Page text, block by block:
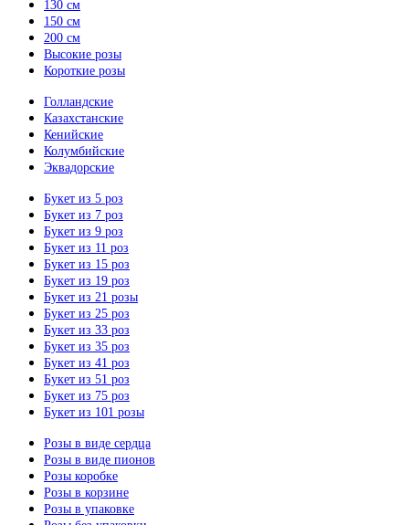
130 см
150 см
200 см
Высокие розы
Короткие розы
Голландские
Казахстанские
Кенийские
Колумбийские
Эквадорские
Букет из 5 роз
Букет из 7 роз
Букет из 9 роз
Букет из 11 роз
Букет из 15 роз
Букет из 19 роз
Букет из 21 розы
Букет из 25 роз
Букет из 33 роз
Букет из 35 роз
Букет из 41 роз
Букет из 51 роз
Букет из 75 роз
Букет из 101 розы
Розы в виде сердца
Розы в виде пионов
Розы коробке
Розы в корзине
Розы в упаковке